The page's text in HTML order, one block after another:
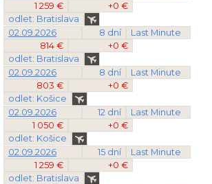
1 259 €
+0 €
odlet: Bratislava
02.09.2026
8 dní
Last Minute
814 €
+0 €
odlet: Bratislava
02.09.2026
8 dní
Last Minute
803 €
+0 €
odlet: Košice
02.09.2026
12 dní
Last Minute
1 050 €
+0 €
odlet: Košice
02.09.2026
15 dní
Last Minute
1 259 €
+0 €
odlet: Bratislava